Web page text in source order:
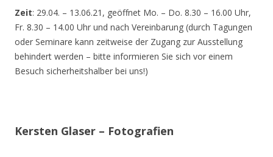
Zeit: 29.04. – 13.06.21, geöffnet Mo. – Do. 8.30 – 16.00 Uhr,
Fr. 8.30 – 14.00 Uhr und nach Vereinbarung (durch Tagungen
oder Seminare kann zeitweise der Zugang zur Ausstellung
behindert werden – bitte informieren Sie sich vor einem
Besuch sicherheitshalber bei uns!)
Kersten Glaser – Fotografien